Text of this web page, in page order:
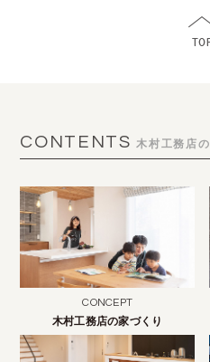
CONTENTS 木村工務店
CONCEPT
木村工務店の家づくり